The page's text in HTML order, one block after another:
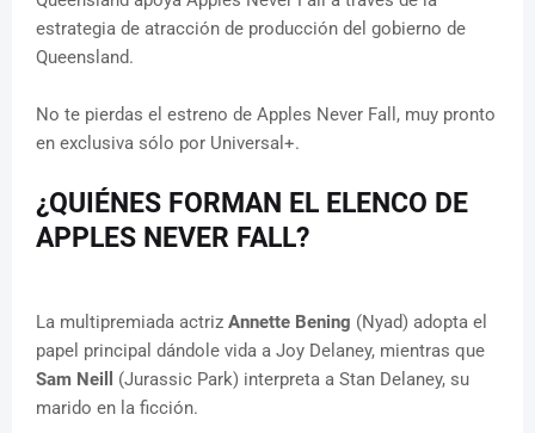
estrategia de atracción de producción del gobierno de
Queensland.
No te pierdas el estreno de Apples Never Fall, muy pronto
en exclusiva sólo por Universal+.
¿QUIÉNES FORMAN EL ELENCO DE
APPLES NEVER FALL?
La multipremiada actriz Annette Bening (Nyad) adopta el
papel principal dándole vida a Joy Delaney, mientras que
Sam Neill
(Jurassic Park) interpreta a Stan Delaney, su
marido en la ficción.